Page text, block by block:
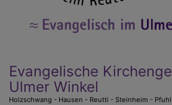
Evangelische
Ulmer Winkel
Holzschwang - Hausen - Reutti - Steinheim -